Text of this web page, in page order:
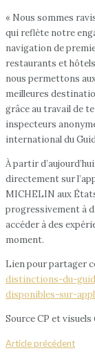
« Nous sommes
qui reflète notre
navigation de
restaurants et
nous permettons
meilleures
grâce au travail de
inspecteurs
international du
À partir
directement sur
MICHELIN aux
progressivement à
accéder à des
moment.
Lien pour partager
distinctions-du-
disponibles-sur-
Source CP et
Article précédent